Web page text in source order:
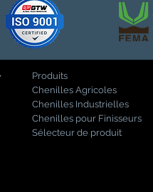
Produits
Chenilles Agricoles
Chenilles Industrielles
Chenilles pour Finisseurs
Sélecteur de produit